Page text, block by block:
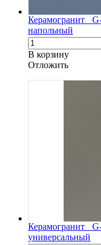
Керамогранит
напольный
В корзину
Oтложить
Керамогранит
универсальный